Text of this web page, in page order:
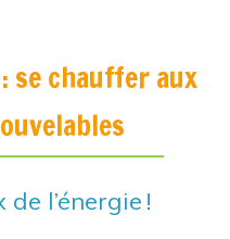
se chauffer aux
l’énergie !